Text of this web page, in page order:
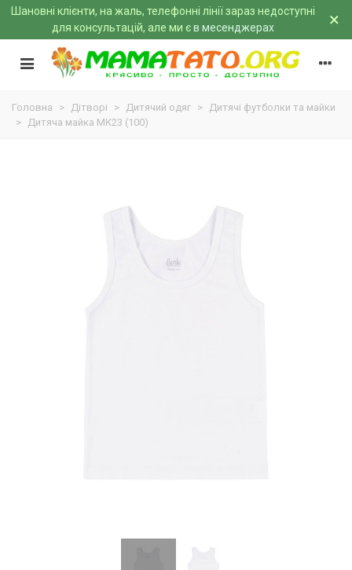
Шановні клієнти, на жаль, телефонні лінії зараз недоступні
для консультацій, але ми єв месенджерах ×
Головна > Дітворі > Дитячий одяг > Дитячі футболки та майки
> Дитяча майка МК23 (100)